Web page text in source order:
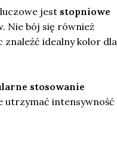
jest stopniowe
Nie bój się również
idealny kolor dla
stosowanie
utrzymać intensywność